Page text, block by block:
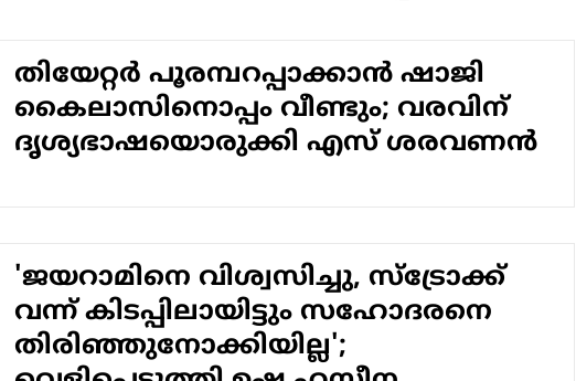
തിയേറ്റര്‍ പൂരമ്പറപ്പാക്കാന്‍ ഷാജി
കൈലാസിനൊപ്പം വീണ്ടും; വരവിന്
ദൃശ്യഭാഷയൊരുക്കി എസ് ശരവണന്‍
'ജയറാമിനെ വിശ്വസിച്ചു, സ്‌ട്രോക്ക്
വന്ന് കിടപ്പിലായിട്ടും സഹോദരനെ
തിരിഞ്ഞുനോക്കിയില്ല';